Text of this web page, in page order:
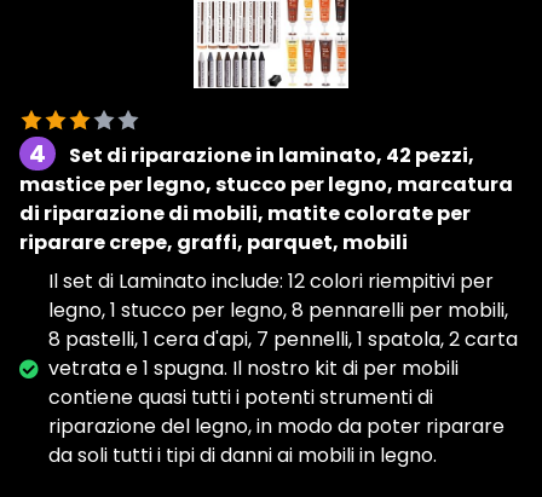
4
Set di riparazione in laminato, 42 pezzi,
mastice per legno, stucco per legno, marcatura
di riparazione di mobili, matite colorate per
riparare crepe, graffi, parquet, mobili
Il set di Laminato include: 12 colori riempitivi per
legno, 1 stucco per legno, 8 pennarelli per mobili,
8 pastelli, 1 cera d'api, 7 pennelli, 1 spatola, 2 carta
vetrata e 1 spugna. Il nostro kit di per mobili
contiene quasi tutti i potenti strumenti di
riparazione del legno, in modo da poter riparare
da soli tutti i tipi di danni ai mobili in legno.